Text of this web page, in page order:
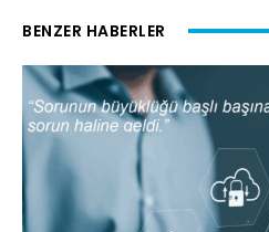
BENZER HABERLER